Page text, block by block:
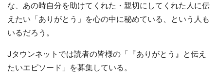
な、あの時自分を助けてくれた・親切にしてくれた人に伝
えたい「ありがとう」を心の中に秘めている、という人も
いるだろう。
Jタウンネットでは読者の皆様の「『ありがとう』と伝え
たいエピソード」を募集している。